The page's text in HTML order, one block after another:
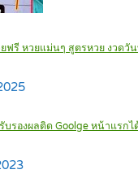
ยฟรี หวยแม่นๆ สูตรหวย งวด
รองผลติด Goolge หน้าแรกไ